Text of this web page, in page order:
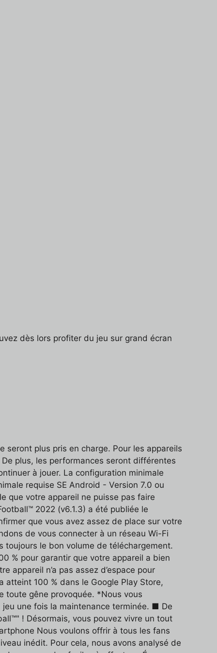
dès lors profiter du jeu sur grand écran
seront plus pris en charge. Pour les appareils
plus, les performances seront différentes
à jouer. La configuration minimale
requise SE Android - Version 7.0 ou
que votre appareil ne puisse pas faire
2022 (v6.1.3) a été publiée le
que vous avez assez de place sur votre
de vous connecter à un réseau Wi-Fi
toujours le bon volume de téléchargement.
% pour garantir que votre appareil a bien
appareil n’a pas assez d’espace pour
atteint 100 % dans le Google Play Store,
toute gêne provoquée. *Nous vous
une fois la maintenance terminée. ■ De
! Désormais, vous pouvez vivre un tout
Nous voulons offrir à tous les fans
inédit. Pour cela, nous avons analysé de